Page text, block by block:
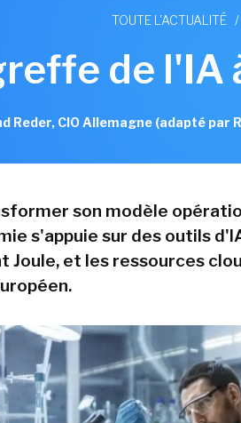
TOUTE L'ACTUALITÉ /
de l'IA
Reder, CIO Allemagne (adapté par
son modèle
s'appuie sur des outils
Joule, et les ressources